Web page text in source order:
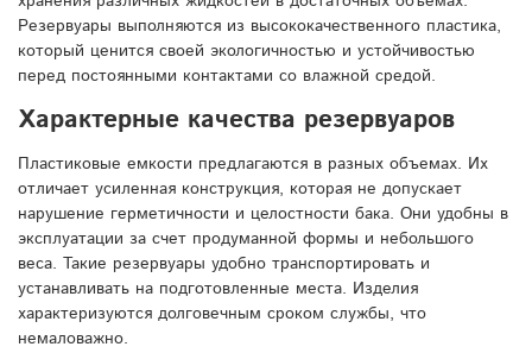
Резервуары выполняются из высококачественного пластика,
который ценится своей экологичностью и устойчивостью
перед постоянными контактами со влажной средой.
Характерные качества резервуаров
Пластиковые емкости предлагаются в разных объемах. Их
отличает усиленная конструкция, которая не допускает
нарушение герметичности и целостности бака. Они удобны в
эксплуатации за счет продуманной формы и небольшого
веса. Такие резервуары удобно транспортировать и
устанавливать на подготовленные места. Изделия
характеризуются долговечным сроком службы, что
немаловажно.